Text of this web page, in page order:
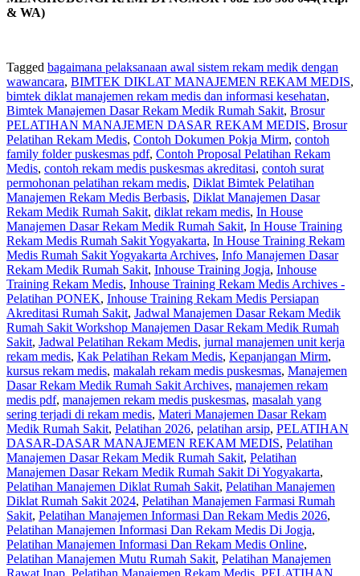
& WA)
Tagged bagaimana pelaksanaan awal sistem rekam medik dengan
wawancara, BIMTEK DIKLAT MANAJEMEN REKAM MEDIS,
bimtek diklat manajemen rekam medis dan informasi kesehatan,
Bimtek Manajemen Dasar Rekam Medik Rumah Sakit, Brosur
PELATIHAN MANAJEMEN DASAR REKAM MEDIS, Brosur
Pelatihan Rekam Medis, Contoh Dokumen Pokja Mirm, contoh
family folder puskesmas pdf, Contoh Proposal Pelatihan Rekam
Medis, contoh rekam medis puskesmas akreditasi, contoh surat
permohonan pelatihan rekam medis, Diklat Bimtek Pelatihan
Manajemen Rekam Medis Berbasis, Diklat Manajemen Dasar
Rekam Medik Rumah Sakit, diklat rekam medis, In House
Manajemen Dasar Rekam Medik Rumah Sakit, In House Training
Rekam Medis Rumah Sakit Yogyakarta, In House Training Rekam
Medis Rumah Sakit Yogyakarta Archives, Info Manajemen Dasar
Rekam Medik Rumah Sakit, Inhouse Training Jogja, Inhouse
Training Rekam Medis, Inhouse Training Rekam Medis Archives -
Pelatihan PONEK, Inhouse Training Rekam Medis Persiapan
Akreditasi Rumah Sakit, Jadwal Manajemen Dasar Rekam Medik
Rumah Sakit Workshop Manajemen Dasar Rekam Medik Rumah
Sakit, Jadwal Pelatihan Rekam Medis, jurnal manajemen unit kerja
rekam medis, Kak Pelatihan Rekam Medis, Kepanjangan Mirm,
kursus rekam medis, makalah rekam medis puskesmas, Manajemen
Dasar Rekam Medik Rumah Sakit Archives, manajemen rekam
medis pdf, manajemen rekam medis puskesmas, masalah yang
sering terjadi di rekam medis, Materi Manajemen Dasar Rekam
Medik Rumah Sakit, Pelatihan 2026, pelatihan arsip, PELATIHAN
DASAR-DASAR MANAJEMEN REKAM MEDIS, Pelatihan
Manajemen Dasar Rekam Medik Rumah Sakit, Pelatihan
Manajemen Dasar Rekam Medik Rumah Sakit Di Yogyakarta,
Pelatihan Manajemen Diklat Rumah Sakit, Pelatihan Manajemen
Diklat Rumah Sakit 2024, Pelatihan Manajemen Farmasi Rumah
Sakit, Pelatihan Manajemen Informasi Dan Rekam Medis 2026,
Pelatihan Manajemen Informasi Dan Rekam Medis Di Jogja,
Pelatihan Manajemen Informasi Dan Rekam Medis Online,
Pelatihan Manajemen Mutu Rumah Sakit, Pelatihan Manajemen
Rawat Inap, Pelatihan Manajemen Rekam Medis, PELATIHAN